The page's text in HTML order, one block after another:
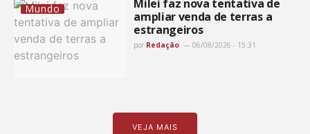
Mundo
Milei faz nova tentativa de
ampliar venda de terras a
estrangeiros
por Redação 06/08/2026 - 15:31
VEJA MAIS